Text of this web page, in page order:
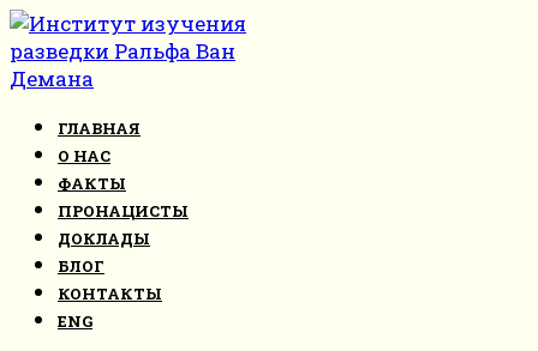
Перейти
к
контенту
ГЛАВНАЯ
О НАС
ФАКТЫ
ПРОНАЦИСТЫ
ДОКЛАДЫ
БЛОГ
КОНТАКТЫ
ENG